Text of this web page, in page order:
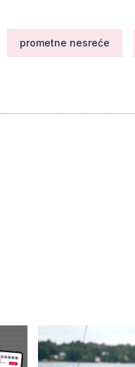
prometne nesreće